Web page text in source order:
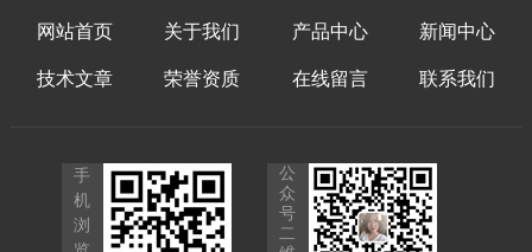
网站首页 关于我们 产品中心 新闻中心
技术文章 荣誉资质 在线留言 联系我们
手
机
浏
公
众
号
二